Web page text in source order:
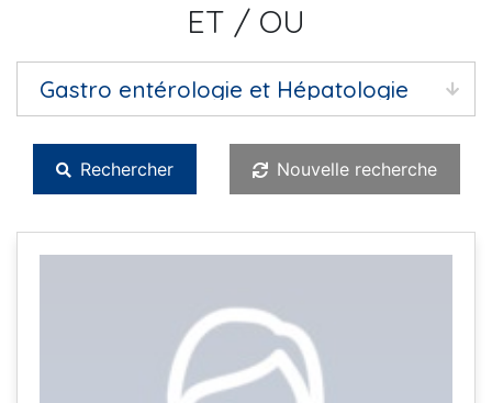
ET / OU
Rechercher Nouvelle recherche